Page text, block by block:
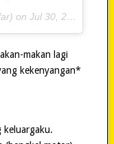
on Jul 30, 2015 at 4:21am PDT
makan lagi
kekenyangan*
keluargaku.